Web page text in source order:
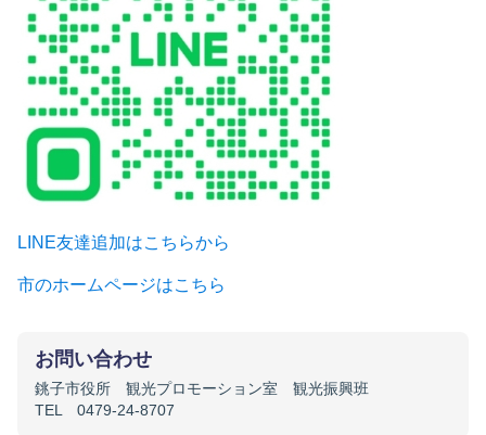
LINE友達追加はこちらから
市のホームページはこちら
お問い合わせ
銚子市役所 観光プロモーション室 観光振興班
TEL 0479-24-8707